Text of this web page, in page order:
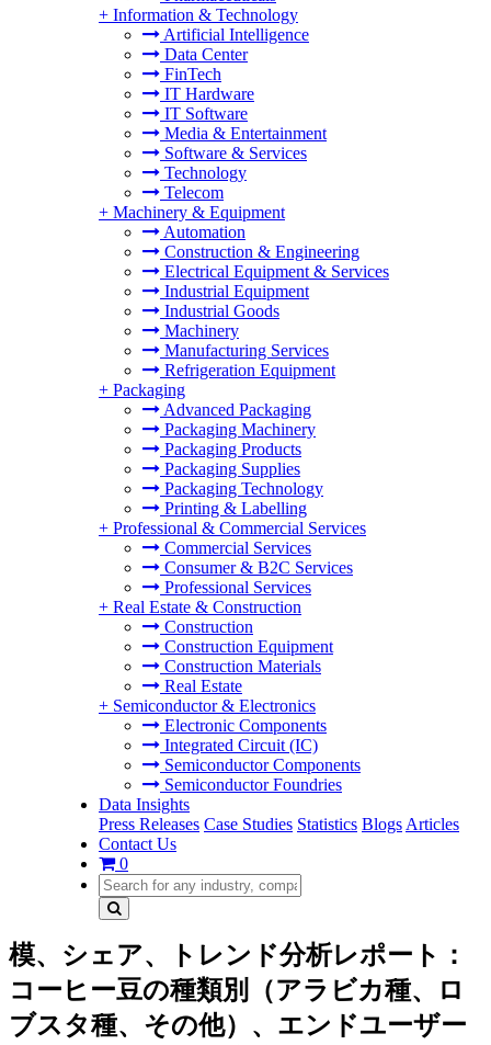
+ Information & Technology
Artificial Intelligence
Data Center
FinTech
IT Hardware
IT Software
Media & Entertainment
Software & Services
Technology
Telecom
+ Machinery & Equipment
Automation
Construction & Engineering
Electrical Equipment & Services
Industrial Equipment
Industrial Goods
Machinery
Manufacturing Services
Refrigeration Equipment
+ Packaging
Advanced Packaging
Packaging Machinery
Packaging Products
Packaging Supplies
Packaging Technology
Printing & Labelling
+ Professional & Commercial Services
Commercial Services
Consumer & B2C Services
Professional Services
+ Real Estate & Construction
Construction
Construction Equipment
Construction Materials
Real Estate
+ Semiconductor & Electronics
Electronic Components
Integrated Circuit (IC)
Semiconductor Components
Semiconductor Foundries
Data Insights
Press Releases Case Studies Statistics Blogs Articles
Contact Us
0
模、シェア、トレンド分析レポート：
コーヒー豆の種類別（アラビカ種、ロ
ブスタ種、その他）、エンドユーザー